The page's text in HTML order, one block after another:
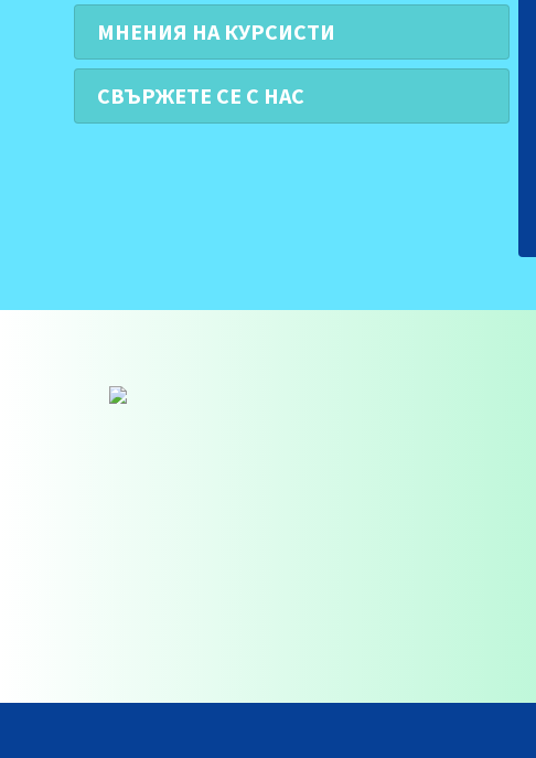
МНЕНИЯ НА КУРСИСТИ
СВЪРЖЕТЕ СЕ С НАС